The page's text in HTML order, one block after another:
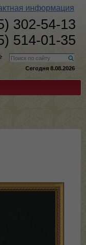
информация
302-54-13
514-01-35
Сегодня 8.08.2026